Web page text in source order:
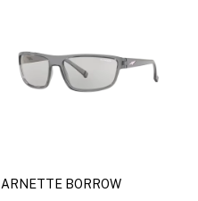
ARNETTE BORROW